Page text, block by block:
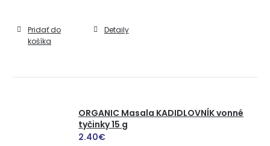
Pridať do
košíka
Detaily
ORGANIC Masala KADIDLOVNÍK vonné
tyčinky 15 g
2.40€